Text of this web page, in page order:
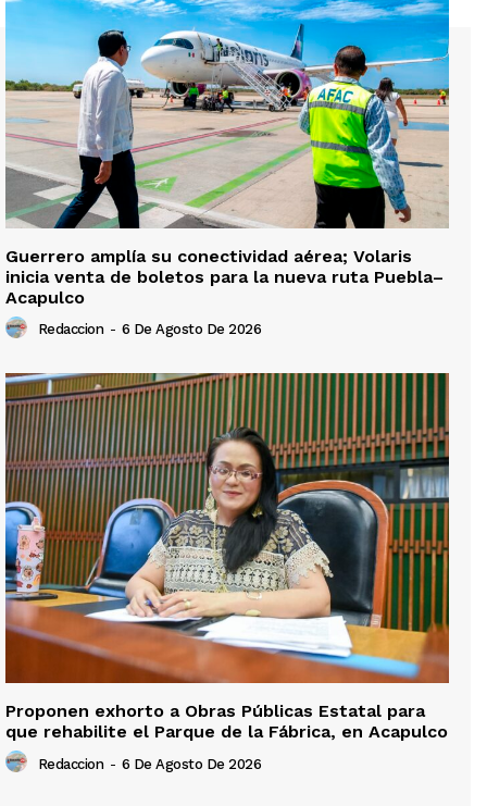
Guerrero amplía su conectividad aérea; Volaris
inicia venta de boletos para la nueva ruta Puebla–
Acapulco
Redaccion - 6 De Agosto De 2026
Proponen exhorto a Obras Públicas Estatal para
que rehabilite el Parque de la Fábrica, en Acapulco
Redaccion - 6 De Agosto De 2026